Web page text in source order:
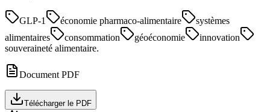
GLP-1 économie pharmaco-alimentaire
systèmes
alimentaires
consommation géoéconomie
innovation
souveraineté alimentaire.
Document PDF
Télécharger le PDF